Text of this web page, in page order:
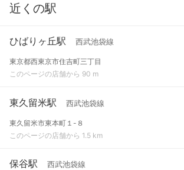
近くの駅
ひばりヶ丘駅 西武池袋線
東京都西東京市住吉町三丁目
このページの店舗から 90 m
東久留米駅 西武池袋線
東久留米市東本町１-８
このページの店舗から 1.5 km
保谷駅 西武池袋線